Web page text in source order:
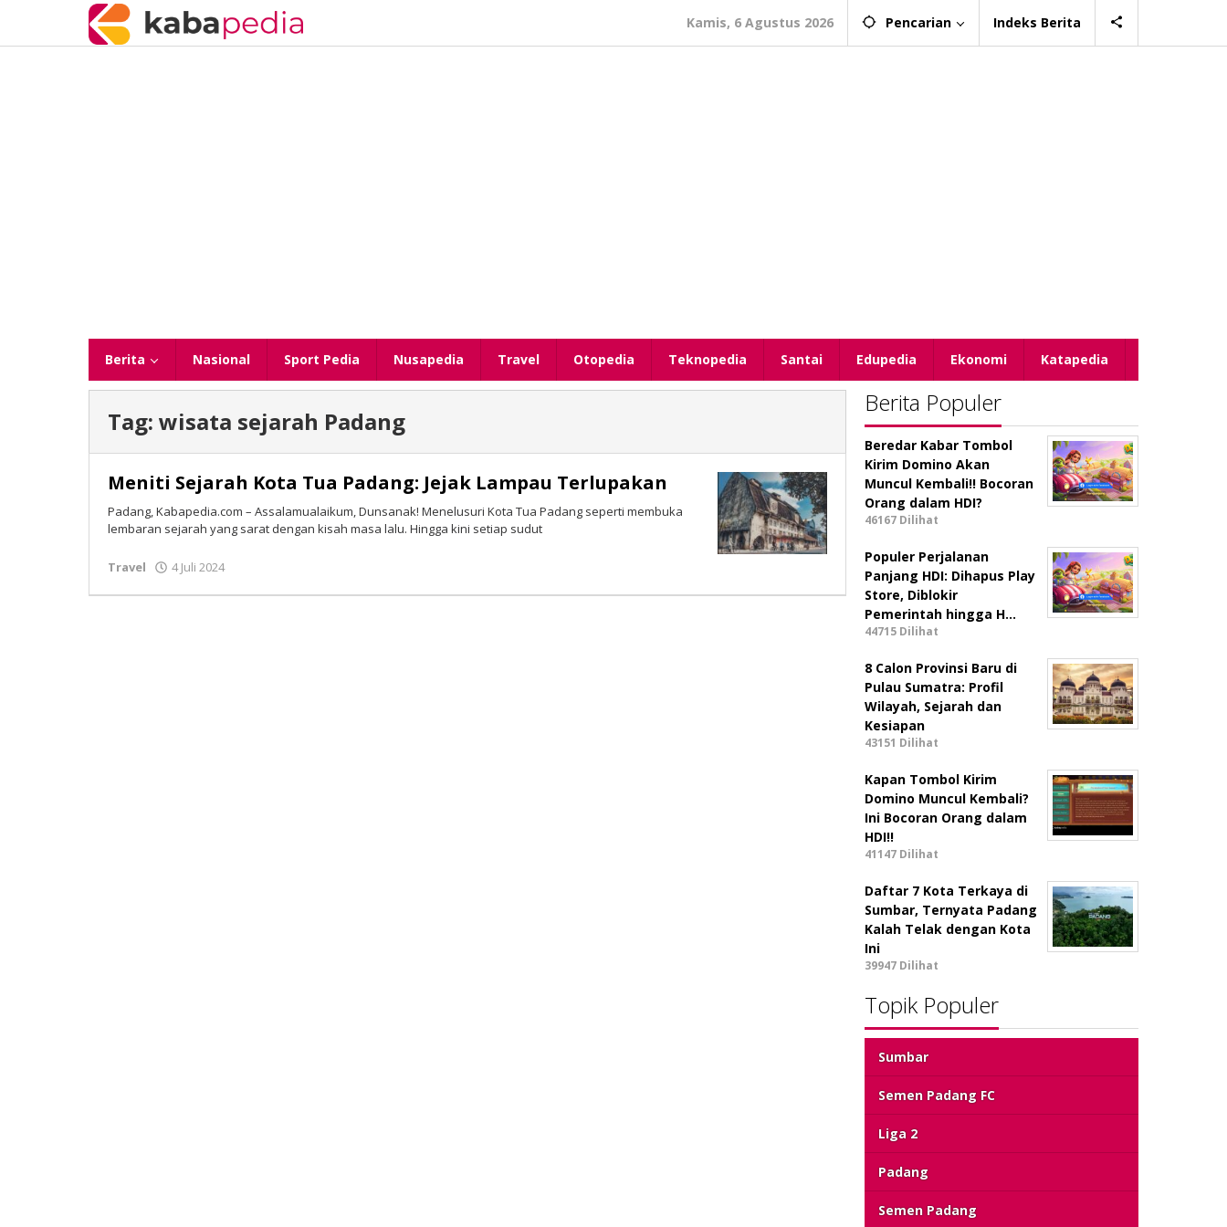
konten
Kamis, 6 Agustus 2026 Pencarian Indeks Berita
Berita Nasional Sport Pedia Nusapedia Travel Otopedia Teknopedia Santai Edupedia Ekonomi Katapedia
Tag: wisata sejarah Padang
Meniti Sejarah Kota Tua Padang: Jejak Lampau Terlupakan
Padang, Kabapedia.com – Assalamualaikum, Dunsanak! Menelusuri Kota Tua Padang seperti membuka
lembaran sejarah yang sarat dengan kisah masa lalu. Hingga kini setiap sudut
Travel 4 Juli 2024
Bastian
Berita Populer
Beredar Kabar Tombol
Kirim Domino Akan
Muncul Kembali!! Bocoran
Orang dalam HDI?
46167 Dilihat
Populer Perjalanan
Panjang HDI: Dihapus Play
Store, Diblokir
Pemerintah hingga H…
44715 Dilihat
8 Calon Provinsi Baru di
Pulau Sumatra: Profil
Wilayah, Sejarah dan
Kesiapan
43151 Dilihat
Kapan Tombol Kirim
Domino Muncul Kembali?
Ini Bocoran Orang dalam
HDI!!
41147 Dilihat
Daftar 7 Kota Terkaya di
Sumbar, Ternyata Padang
Kalah Telak dengan Kota
Ini
39947 Dilihat
Topik Populer
Sumbar
Semen Padang FC
Liga 2
Padang
Semen Padang